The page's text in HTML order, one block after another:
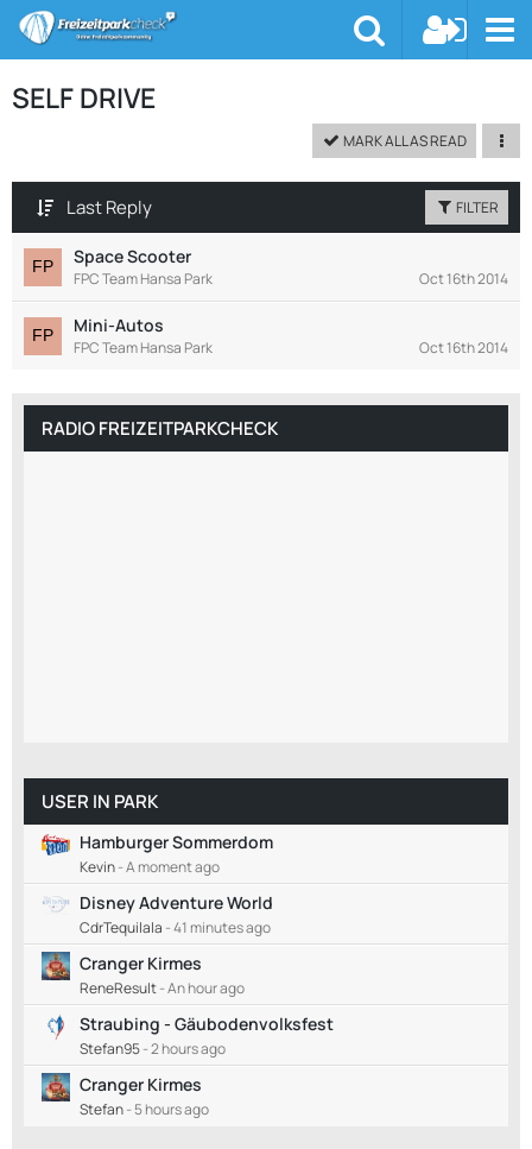
SELF DRIVE
MARK ALL AS READ
Last Reply FILTER
Space Scooter
FPC Team Hansa Park Oct 16th 2014
Mini-Autos
FPC Team Hansa Park Oct 16th 2014
RADIO FREIZEITPARKCHECK
USER IN PARK
Hamburger Sommerdom
Kevin-A moment ago
Disney Adventure World
CdrTequilala -41 minutes ago
Cranger Kirmes
ReneResult-An hour ago
Straubing - Gäubodenvolksfest
Stefan95-2 hours ago
Cranger Kirmes
Stefan-5 hours ago